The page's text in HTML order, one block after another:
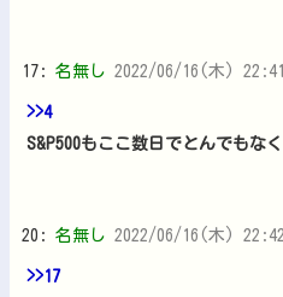
17: 名無し 2022/06/16(木)
>>4
S&P500もここ数日でとんでもな
20: 名無し 2022/06/16(木)
>>17